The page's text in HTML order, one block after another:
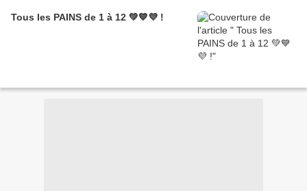
Tous les PAINS de 1 à 12 💚💙💜 !